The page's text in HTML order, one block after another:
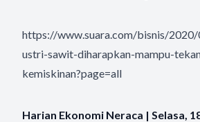
https://www.suara.com/bisnis/
ustri-sawit-diharapkan-mampu-
kemiskinan?page=all
Harian Ekonomi Neraca | Selasa,